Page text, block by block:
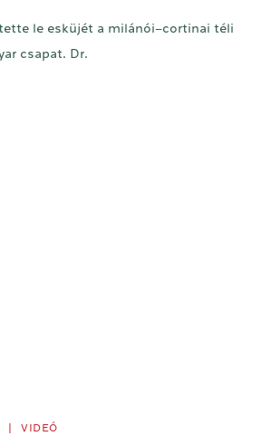
le esküjét a milánói–cortinai téli
csapat. Dr.
VIDEÓ